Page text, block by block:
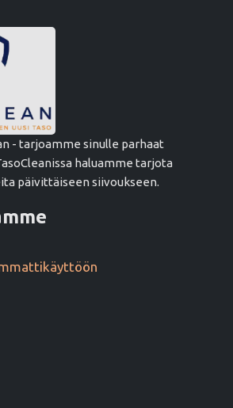
- tarjoamme sinulle parhaat
haluamme tarjota
päivittäiseen siivoukseen.